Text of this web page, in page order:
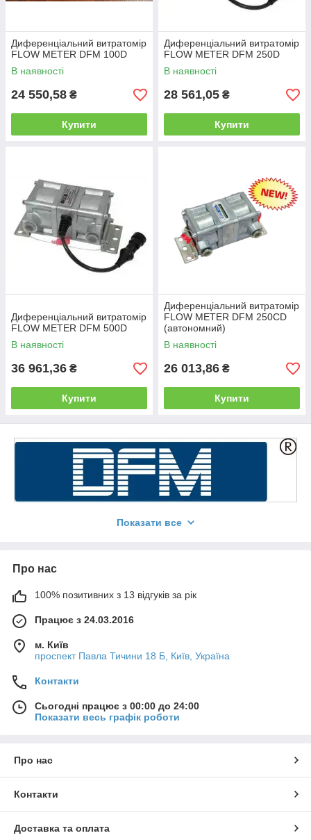
Диференціальний витратомір
FLOW METER DFM 100D
В наявності
24 550,58 ₴
Купити
Диференціальний витратомір
FLOW METER DFM 250D
В наявності
28 561,05 ₴
Купити
Диференціальний витратомір
FLOW METER DFM 500D
В наявності
36 961,36 ₴
Купити
Диференціальний витратомір
FLOW METER DFM 250CD
(автономний)
В наявності
26 013,86 ₴
Купити
час роботи двигуна.
розкрадання палива з паливної магістралі;
несправність паливної системи.
Витратомір палива DFM
Точний інструмент для вимірювання витрати палива. Може
використовуватися як автономно, так і в складі систем GPS/
Витратоміри палива DFM призначені для вимірювання
витрати палива і часу роботи різних споживачів палива:
Показати все
Про нас
100% позитивних з 13 відгуків за рік
Працює з 24.03.2016
м. Київ
проспект Павла Тичини 18 Б, Київ, Україна
Контакти
Сьогодні працює з 00:00 до 24:00
Показати весь графік роботи
Про нас
Контакти
Доставка та оплата